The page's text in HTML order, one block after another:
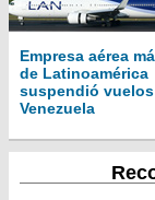
Empresa aérea
de Latinoamérica
suspendió
Venezuela